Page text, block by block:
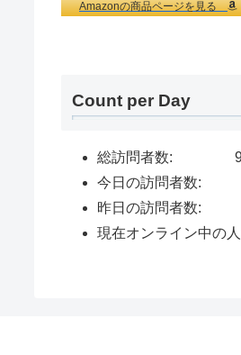
Amazonの商品ページを見る
Count per Day
総訪問者数:
今日の訪問者数:
昨日の訪問者数:
現在オンライン中の